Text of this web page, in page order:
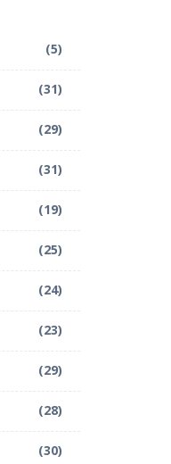
(5)
(31)
(29)
(31)
(19)
(25)
(24)
(23)
(29)
(28)
(30)